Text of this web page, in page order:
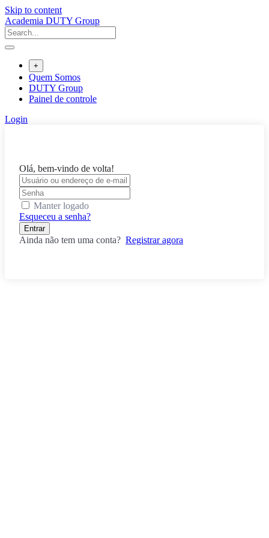
Skip to content
Academia DUTY Group
+
Quem Somos
DUTY Group
Painel de controle
Login
Olá, bem-vindo de volta!
Manter logado
Esqueceu a senha?
Entrar
Ainda não tem uma conta? Registrar agora